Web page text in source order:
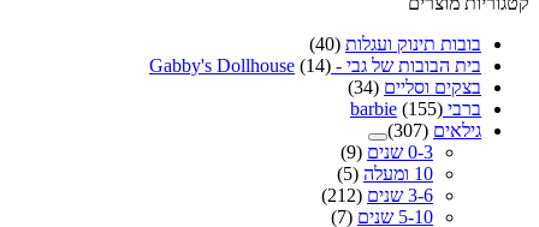
בובות תינוק ועגלות (40)
בית הבובות של גבי - Gabby's Dollhouse (14)
בצקים וסליים (34)
ברבי barbie (155)
גילאים (307)
0-3 שנים
(9)
10 ומעלה
(5)
3-6 שנים
(212)
5-10 שנים
(7)